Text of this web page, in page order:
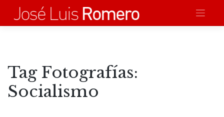
contenido
Tag Fotografías:
Socialismo